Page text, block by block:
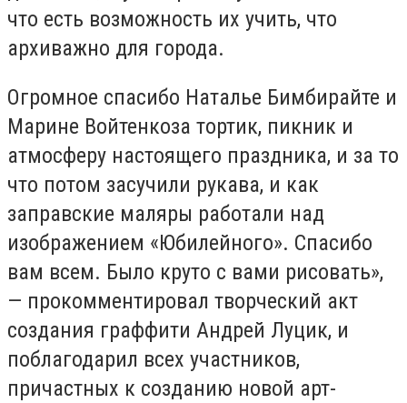
что есть возможность их учить, что
архиважно для города.
Огромное спасибо Наталье Бимбирайте и
Марине Войтенкоза тортик, пикник и
атмосферу настоящего праздника, и за то
что потом засучили рукава, и как
заправские маляры работали над
изображением «Юбилейного». Спасибо
вам всем. Было круто с вами рисовать»,
— прокомментировал творческий акт
создания граффити Андрей Луцик, и
поблагодарил всех участников,
причастных к созданию новой арт-